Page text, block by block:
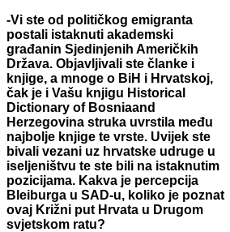
-Vi ste od političkog emigranta
postali istaknuti akademski
građanin Sjedinjenih Američkih
Država. Objavljivali ste članke i
knjige, a mnoge o BiH i Hrvatskoj,
čak je i Vašu knjigu Historical
Dictionary of Bosniaand
Herzegovina struka uvrstila među
najbolje knjige te vrste. Uvijek ste
bivali vezani uz hrvatske udruge u
iseljeništvu te ste bili na istaknutim
pozicijama. Kakva je percepcija
Bleiburga u SAD-u, koliko je poznat
ovaj Križni put Hrvata u Drugom
svjetskom ratu?